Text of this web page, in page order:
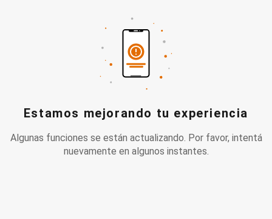
Estamos mejorando tu experiencia
Algunas funciones se están actualizando. Por favor, intentá
nuevamente en algunos instantes.